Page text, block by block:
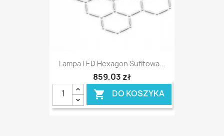
Lampa LED Hexagon Sufitowa...
859,03 zł
 DO KOSZYKA